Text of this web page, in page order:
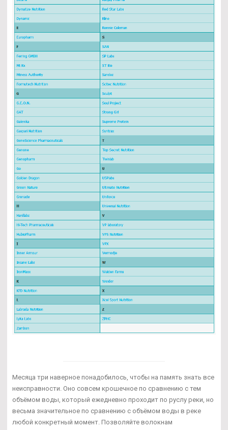
Месяца три наверное понадобилось, чтобы на память знать все
неисправности. Оно совсем крошечное по сравнению с тем
объёмом воды, который ежедневно проходит по руслу реки, но
весьма значительное по сравнению с объёмом воды в реке
любой конкретный момент. Позволяйте волокнам